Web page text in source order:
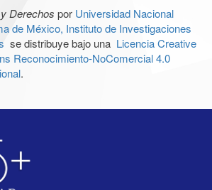
Derechos por Universidad Nacional
de México, Instituto de Investigaciones
se distribuye bajo una Licencia Creative
Reconocimiento-NoComercial 4.0
.